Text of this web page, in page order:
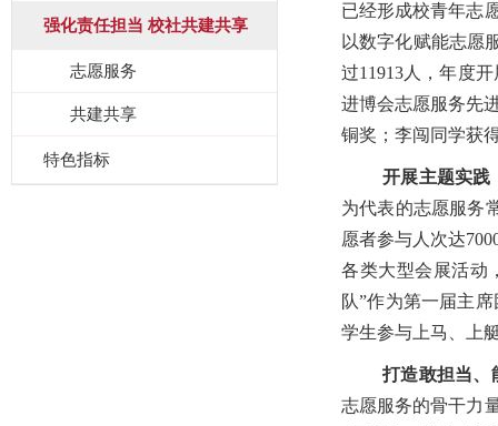
强化责任担当 校社共建共享
志愿服务
共建共享
特色指标
已经形成校青年志
以数字化赋能志愿
过11913人，年度
进博会志愿服务先
铜奖；李闯同学获
开展主题实践
为代表的志愿服务
愿者参与人次达
各类大型会展活动
队”作为第一届主
学生参与上马、上
打造敢担当、
志愿服务的骨干力